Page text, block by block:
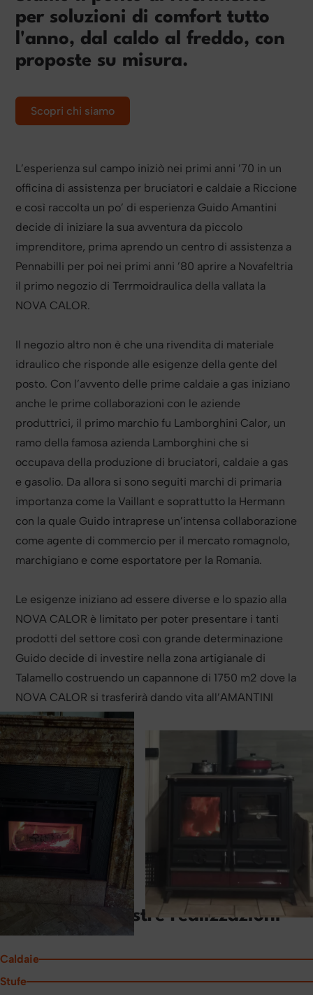
per soluzioni di comfort tutto
l'anno, dal caldo al freddo, con
proposte su misura.
Scopri chi siamo
L’esperienza sul campo iniziò nei primi anni ’70 in un
officina di assistenza per bruciatori e caldaie a Riccione
e così raccolta un po’ di esperienza Guido Amantini
decide di iniziare la sua avventura da piccolo
imprenditore, prima aprendo un centro di assistenza a
Pennabilli per poi nei primi anni ’80 aprire a Novafeltria
il primo negozio di Terrmoidraulica della vallata la
NOVA CALOR.
Il negozio altro non è che una rivendita di materiale
idraulico che risponde alle esigenze della gente del
posto. Con l’avvento delle prime caldaie a gas iniziano
anche le prime collaborazioni con le aziende
produttrici, il primo marchio fu Lamborghini Calor, un
ramo della famosa azienda Lamborghini che si
occupava della produzione di bruciatori, caldaie a gas
e gasolio. Da allora si sono seguiti marchi di primaria
importanza come la Vaillant e soprattutto la Hermann
con la quale Guido intraprese un’intensa collaborazione
come agente di commercio per il mercato romagnolo,
marchigiano e come esportatore per la Romania.
Le esigenze iniziano ad essere diverse e lo spazio alla
NOVA CALOR è limitato per poter presentare i tanti
prodotti del settore così con grande determinazione
Guido decide di investire nella zona artigianale di
Talamello costruendo un capannone di 1750 m2 dove la
NOVA CALOR si trasferirà dando vita all’AMANTINI
PROJECTS.
Alcune delle nostre realizzazioni
Caldaie
Stufe